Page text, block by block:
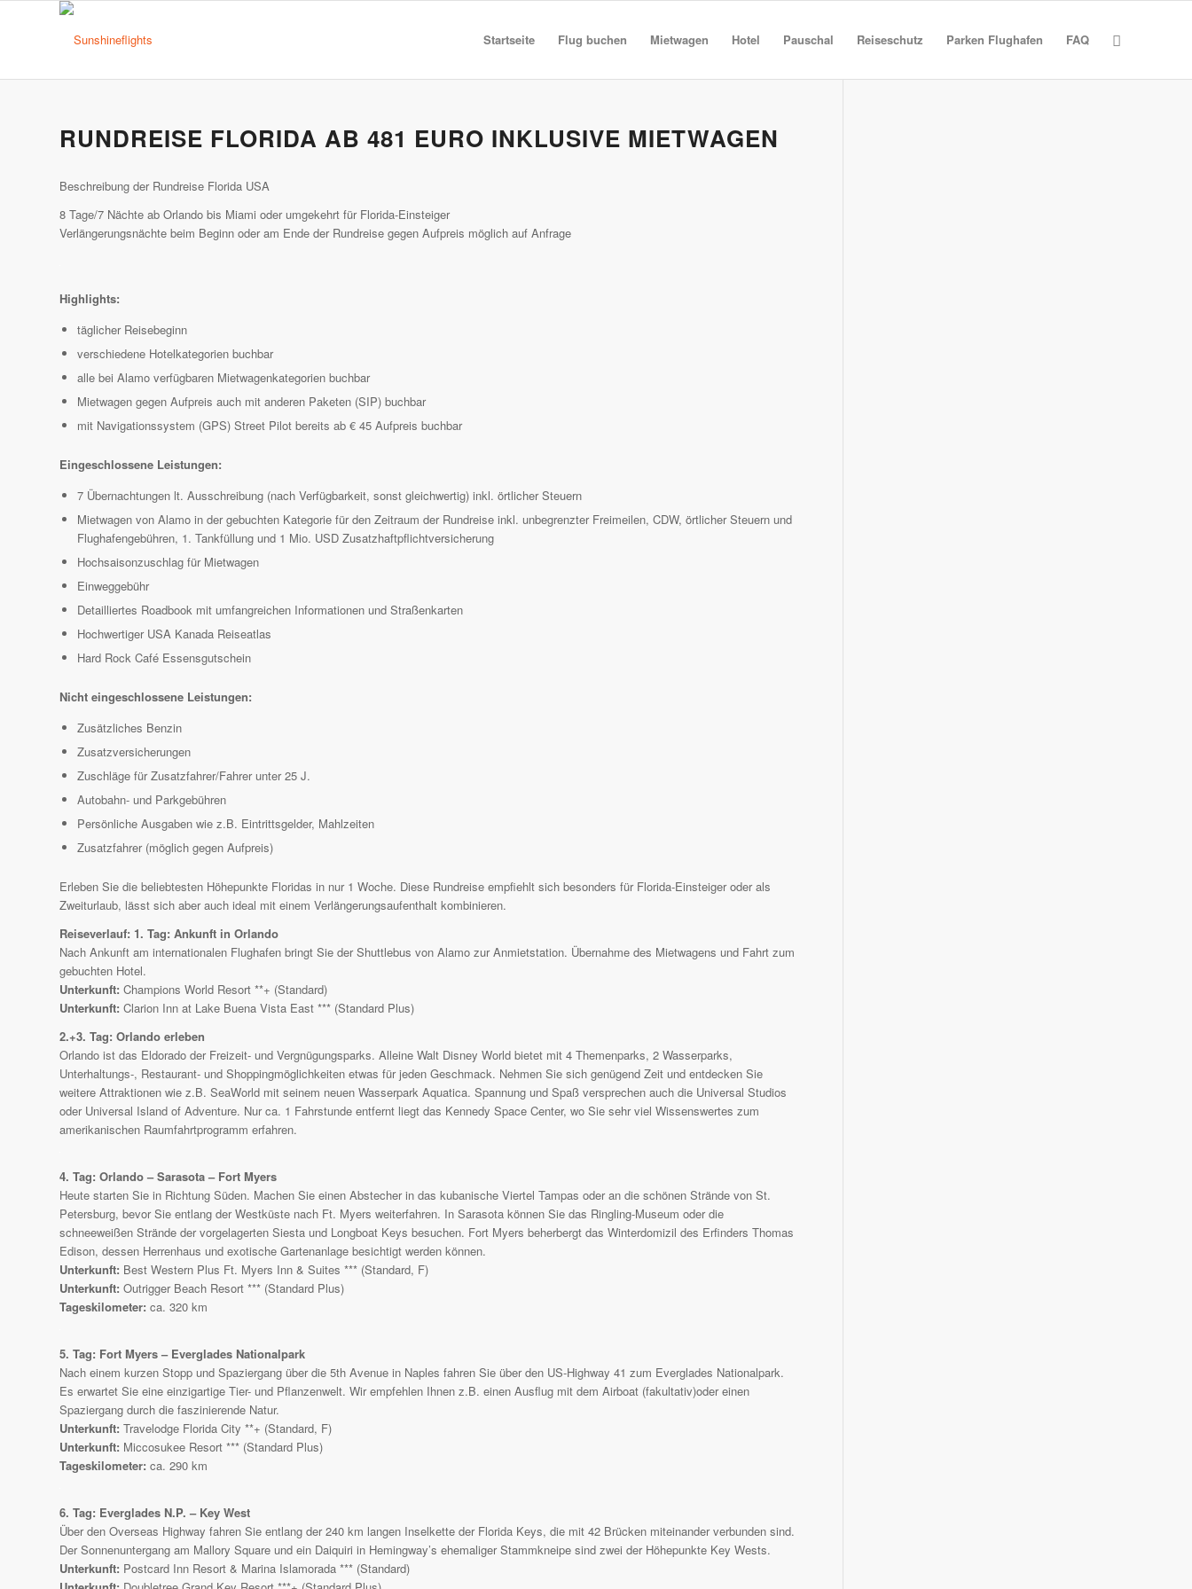
Startseite Flug buchen Mietwagen Hotel Pauschal Reiseschutz Parken Flughafen FAQ
RUNDREISE FLORIDA AB 481 EURO INKLUSIVE MIETWAGEN
Beschreibung der Rundreise Florida USA
8 Tage/7 Nächte ab Orlando bis Miami oder umgekehrt für Florida-Einsteiger
Verlängerungsnächte beim Beginn oder am Ende der Rundreise gegen Aufpreis möglich auf Anfrage
Highlights:
täglicher Reisebeginn
verschiedene Hotelkategorien buchbar
alle bei Alamo verfügbaren Mietwagenkategorien buchbar
Mietwagen gegen Aufpreis auch mit anderen Paketen (SIP) buchbar
mit Navigationssystem (GPS) Street Pilot bereits ab € 45 Aufpreis buchbar
Eingeschlossene Leistungen:
7 Übernachtungen lt. Ausschreibung (nach Verfügbarkeit, sonst gleichwertig) inkl. örtlicher Steuern
Mietwagen von Alamo in der gebuchten Kategorie für den Zeitraum der Rundreise inkl. unbegrenzter Freimeilen, CDW, örtlicher Steuern und
Flughafengebühren, 1. Tankfüllung und 1 Mio. USD Zusatzhaftpflichtversicherung
Hochsaisonzuschlag für Mietwagen
Einweggebühr
Detailliertes Roadbook mit umfangreichen Informationen und Straßenkarten
Hochwertiger USA Kanada Reiseatlas
Hard Rock Café Essensgutschein
Nicht eingeschlossene Leistungen:
Zusätzliches Benzin
Zusatzversicherungen
Zuschläge für Zusatzfahrer/Fahrer unter 25 J.
Autobahn- und Parkgebühren
Persönliche Ausgaben wie z.B. Eintrittsgelder, Mahlzeiten
Zusatzfahrer (möglich gegen Aufpreis)
Erleben Sie die beliebtesten Höhepunkte Floridas in nur 1 Woche. Diese Rundreise empfiehlt sich besonders für Florida-Einsteiger oder als
Zweiturlaub, lässt sich aber auch ideal mit einem Verlängerungsaufenthalt kombinieren.
Reiseverlauf: 1. Tag: Ankunft in Orlando
Nach Ankunft am internationalen Flughafen bringt Sie der Shuttlebus von Alamo zur Anmietstation. Übernahme des Mietwagens und Fahrt zum
gebuchten Hotel.
Unterkunft: Champions World Resort **+ (Standard)
Unterkunft: Clarion Inn at Lake Buena Vista East *** (Standard Plus)
2.+3. Tag: Orlando erleben
Orlando ist das Eldorado der Freizeit- und Vergnügungsparks. Alleine Walt Disney World bietet mit 4 Themenparks, 2 Wasserparks,
Unterhaltungs-, Restaurant- und Shoppingmöglichkeiten etwas für jeden Geschmack. Nehmen Sie sich genügend Zeit und entdecken Sie
weitere Attraktionen wie z.B. SeaWorld mit seinem neuen Wasserpark Aquatica. Spannung und Spaß versprechen auch die Universal Studios
oder Universal Island of Adventure. Nur ca. 1 Fahrstunde entfernt liegt das Kennedy Space Center, wo Sie sehr viel Wissenswertes zum
amerikanischen Raumfahrtprogramm erfahren.
4. Tag: Orlando – Sarasota – Fort Myers
Heute starten Sie in Richtung Süden. Machen Sie einen Abstecher in das kubanische Viertel Tampas oder an die schönen Strände von St.
Petersburg, bevor Sie entlang der Westküste nach Ft. Myers weiterfahren. In Sarasota können Sie das Ringling-Museum oder die
schneeweißen Strände der vorgelagerten Siesta und Longboat Keys besuchen. Fort Myers beherbergt das Winterdomizil des Erfinders Thomas
Edison, dessen Herrenhaus und exotische Gartenanlage besichtigt werden können.
Unterkunft: Best Western Plus Ft. Myers Inn & Suites *** (Standard, F)
Unterkunft: Outrigger Beach Resort *** (Standard Plus)
Tageskilometer: ca. 320 km
5. Tag: Fort Myers – Everglades Nationalpark
Nach einem kurzen Stopp und Spaziergang über die 5th Avenue in Naples fahren Sie über den US-Highway 41 zum Everglades Nationalpark.
Es erwartet Sie eine einzigartige Tier- und Pflanzenwelt. Wir empfehlen Ihnen z.B. einen Ausflug mit dem Airboat (fakultativ)oder einen
Spaziergang durch die faszinierende Natur.
Unterkunft: Travelodge Florida City **+ (Standard, F)
Unterkunft: Miccosukee Resort *** (Standard Plus)
Tageskilometer: ca. 290 km
6. Tag: Everglades N.P. – Key West
Über den Overseas Highway fahren Sie entlang der 240 km langen Inselkette der Florida Keys, die mit 42 Brücken miteinander verbunden sind.
Der Sonnenuntergang am Mallory Square und ein Daiquiri in Hemingway’s ehemaliger Stammkneipe sind zwei der Höhepunkte Key Wests.
Unterkunft: Postcard Inn Resort & Marina Islamorada *** (Standard)